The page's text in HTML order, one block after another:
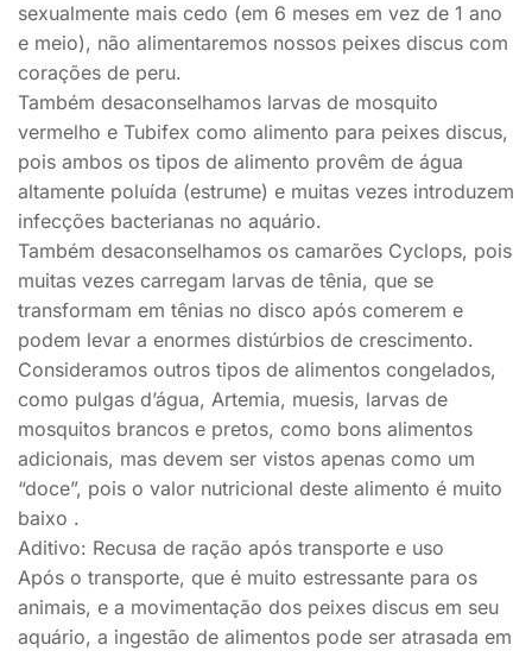
sexualmente mais cedo (em 6 meses em vez de 1 ano
e meio), não alimentaremos nossos peixes discus com
corações de peru.
Também desaconselhamos larvas de mosquito
vermelho e Tubifex como alimento para peixes discus,
pois ambos os tipos de alimento provêm de água
altamente poluída (estrume) e muitas vezes introduzem
infecções bacterianas no aquário.
Também desaconselhamos os camarões Cyclops, pois
muitas vezes carregam larvas de tênia, que se
transformam em tênias no disco após comerem e
podem levar a enormes distúrbios de crescimento.
Consideramos outros tipos de alimentos congelados,
como pulgas d’água, Artemia, muesis, larvas de
mosquitos brancos e pretos, como bons alimentos
adicionais, mas devem ser vistos apenas como um
“doce”, pois o valor nutricional deste alimento é muito
baixo .
Aditivo: Recusa de ração após transporte e uso
Após o transporte, que é muito estressante para os
animais, e a movimentação dos peixes discus em seu
aquário, a ingestão de alimentos pode ser atrasada em